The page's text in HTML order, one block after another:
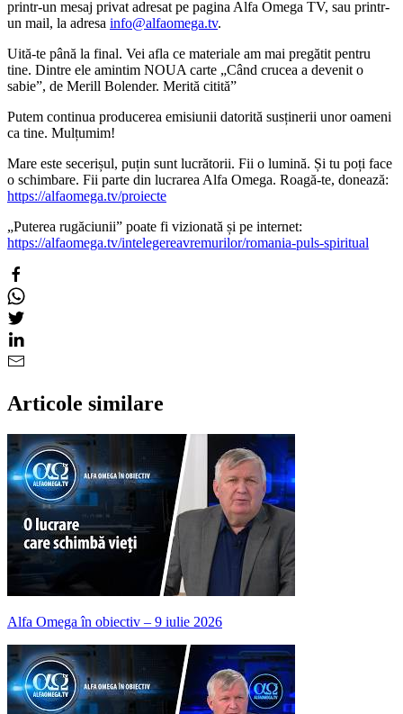
printr-un mesaj privat adresat pe pagina Alfa Omega TV, sau printr-
un mail, la adresa info@alfaomega.tv.
Uită-te până la final. Vei afla ce materiale am mai pregătit pentru
tine. Dintre ele amintim NOUA carte „Când crucea a devenit o
sabie”, de Merill Bolender. Merită citită”
Putem continua producerea emisiunii datorită susținerii unor oameni
ca tine. Mulțumim!
Mare este secerișul, puțin sunt lucrătorii. Fii o lumină. Și tu poți face
o schimbare. Fii parte din lucrarea Alfa Omega. Roagă-te, donează:
https://alfaomega.tv/proiecte
„Puterea rugăciunii” poate fi vizionată și pe internet:
https://alfaomega.tv/intelegereavremurilor/romania-puls-spiritual
Articole similare
Alfa Omega în obiectiv – 9 iulie 2026